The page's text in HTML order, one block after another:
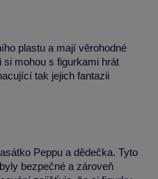
plastu a mají věrohodné
si mohou s figurkami hrát
tak jejich fantazii
Peppu a dědečka. Tyto
bezpečné a zároveň